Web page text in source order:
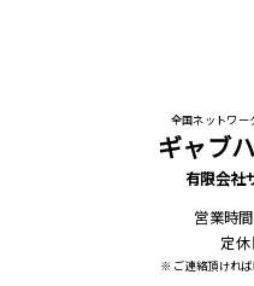
全国ネットワー
ギャブ
有限会社
営業時
定
※ ご連絡頂ければ